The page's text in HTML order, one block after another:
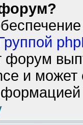
форум
и может